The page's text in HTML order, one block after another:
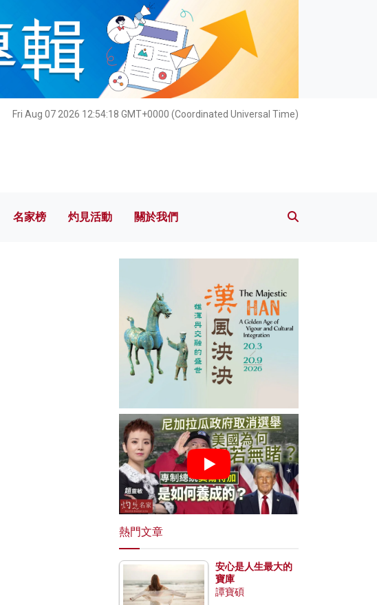
Fri Aug 07 2026 12:54:19 GMT+0000 (Coordinated Universal Time)
名家榜 灼見活動 關於我們
名家榜 灼見活動 關於我們
熱門文章
安心是人生最大的
寶庫
譚寶碩